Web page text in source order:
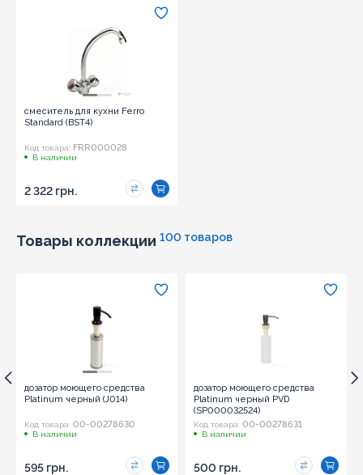
смеситель для кухни Ferro
Standard (BST4)
Код товара: FRR000028
В наличии
2 322 грн.
Товары коллекции 100 товаров
дозатор моющего средства
Platinum черный (J014)
Код товара: 00-00278630
В наличии
595 грн.
дозатор моющего средства
Platinum черный PVD
(SP000032524)
Код товара: 00-00278631
В наличии
500 грн.